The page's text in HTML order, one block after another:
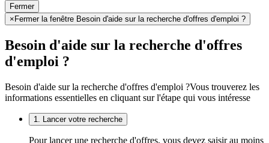
Fermer
× Fermer la fenêtre Besoin d'aide sur la recherche d'offres d'emploi ?
Besoin d'aide sur la recherche d'offres
d'emploi ?
Besoin d'aide sur la recherche d'offres d'emploi ?Vous trouverez les
informations essentielles en cliquant sur l'étape qui vous intéresse
1. Lancer votre recherche
Pour lancer une recherche d'offres, vous devez saisir au moins